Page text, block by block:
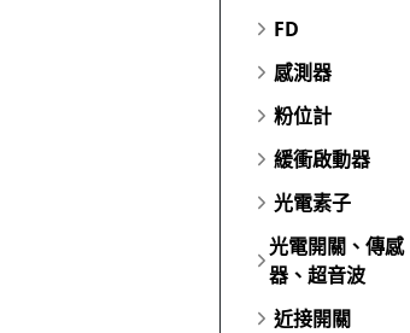
FD
感測器
粉位計
緩衝啟動器
光電素子
光電開關、傳感
器、超音波
近接開關